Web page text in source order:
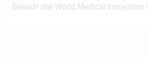
Besuch des World Medical Innovation